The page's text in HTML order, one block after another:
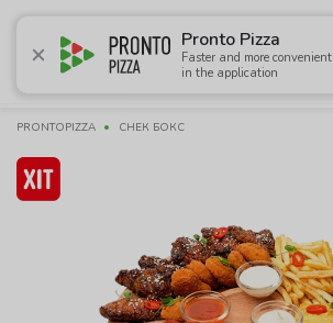
Pronto Pizza
Faster and more convenient
in the application
4.9
Promotions Pizza Sushi
PRONTOPIZZA СНЕК БОКС